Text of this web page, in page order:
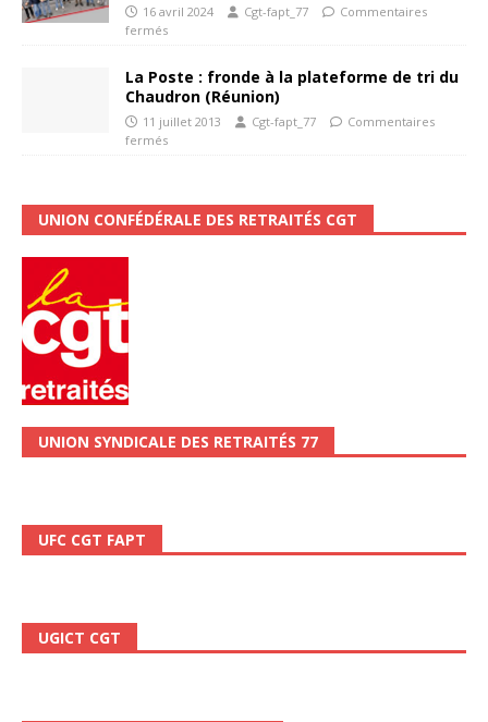
16 avril 2024 Cgt-fapt_77
Commentaires
fermés
La Poste : fronde à la plateforme de tri du
Chaudron (Réunion)
11 juillet 2013 Cgt-fapt_77
Commentaires
fermés
UNION CONFÉDÉRALE DES RETRAITÉS CGT
UNION SYNDICALE DES RETRAITÉS 77
UFC CGT FAPT
UGICT CGT